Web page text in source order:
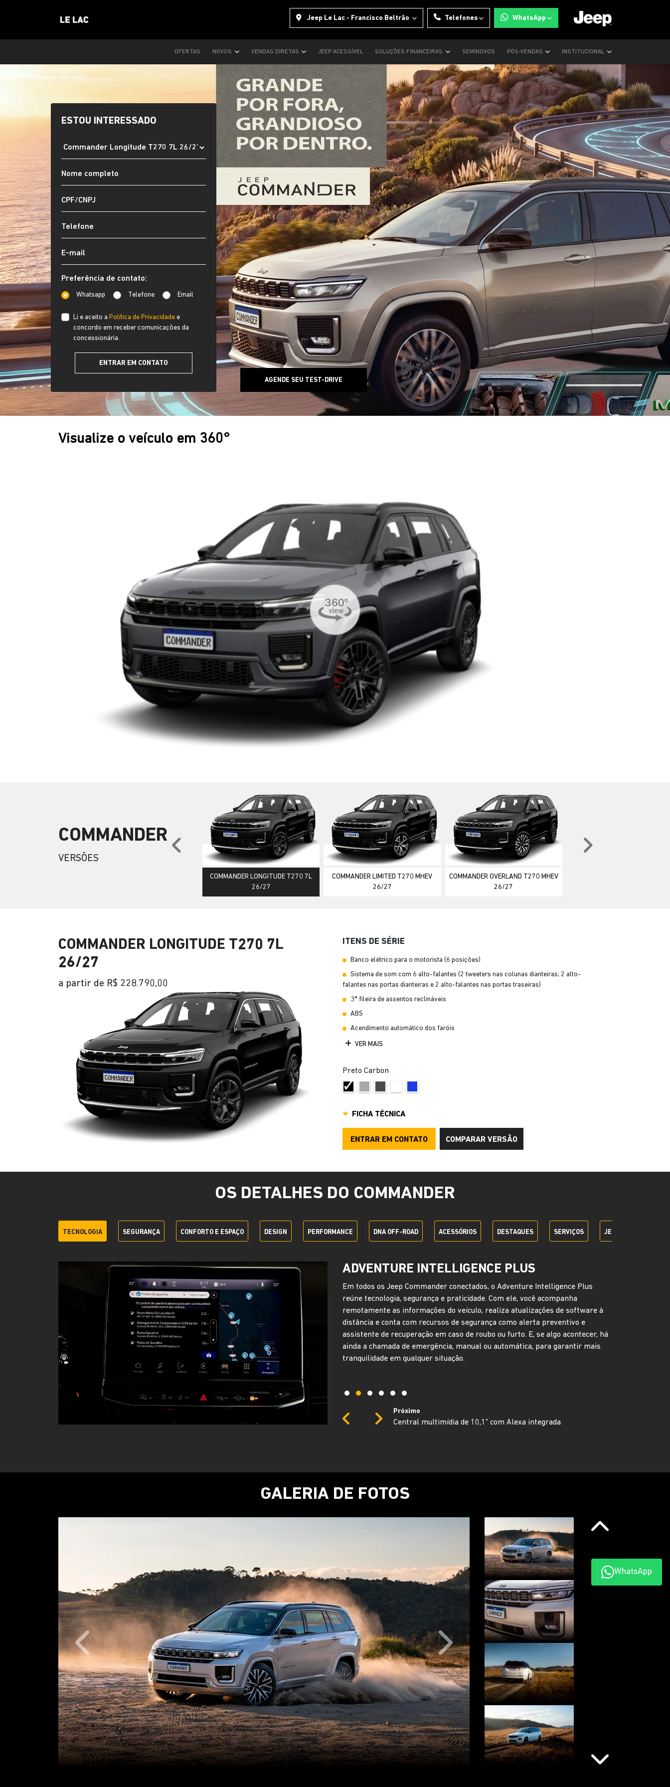
Jeep Le Lac - Francisco Beltrão Telefones WhatsApp
OFERTAS NOVOS VENDAS DIRETAS JEEP ACESSÍVEL SOLUÇÕES FINANCEIRAS SEMINOVOS PÓS-VENDAS INSTITUCIONAL
ESTOU INTERESSADO
Preferência de contato:
Whatsapp Telefone Email
Li e aceito a Política de Privacidade e
concordo em receber comunicações da
concessionária.
ENTRAR EM CONTATO
AGENDE SEU TEST-DRIVE
Visualize o veículo em 360°
COMMANDER
VERSÕES
COMMANDER LONGITUDE T270 7L
26/27
COMMANDER LIMITED T270 MHEV
26/27
COMMANDER OVERLAND T270 MHEV
26/27
Anterior
COMMANDER LONGITUDE T270 7L
26/27
a partir de R$ 228.790,00
ITENS DE SÉRIE
Banco elétrico para o motorista (6 posições)
Sistema de som com 6 alto-falantes (2 tweeters nas colunas dianteiras; 2 alto-
falantes nas portas dianteiras e 2 alto-falantes nas portas traseiras)
3ª fileira de assentos reclináveis
ABS
Acendimento automático dos faróis
VER MAIS
Preto Carbon
FICHA TÉCNICA
ENTRAR EM CONTATO COMPARAR VERSÃO
OS DETALHES DO COMMANDER
TECNOLOGIA SEGURANÇA CONFORTO E ESPAÇO DESIGN PERFORMANCE DNA OFF-ROAD ACESSÓRIOS DESTAQUES SERVIÇOS JEEP + SEM PARAR
ADVENTURE INTELLIGENCE PLUS
Em todos os Jeep Commander conectados, o Adventure Intelligence Plus
reúne tecnologia, segurança e praticidade. Com ele, você acompanha
remotamente as informações do veículo, realiza atualizações de software à
distância e conta com recursos de segurança como alerta preventivo e
assistente de recuperação em caso de roubo ou furto. E, se algo acontecer, há
ainda a chamada de emergência, manual ou automática, para garantir mais
tranquilidade em qualquer situação.
Próximo
Central multimídia de 10,1” com Alexa integrada
PreviousNext
GALERIA DE FOTOS
Anterior Próximo
Anterior
WhatsApp